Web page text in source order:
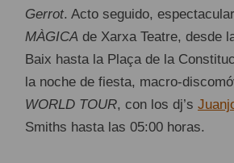
Gerrot. Acto seguido,
MÀGICA de Xarxa Teatre, desde
Baix hasta la Plaça de la
la noche de fiesta, macro-
WORLD TOUR, con los dj’s
Smiths hasta las 05:00 horas.